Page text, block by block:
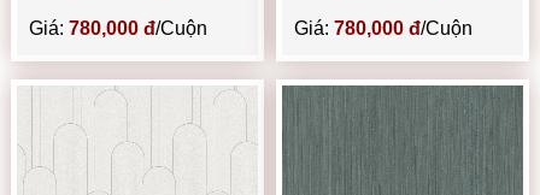
Giá:780,000 đ/Cuộn Giá: 780,000 đ/Cuộn